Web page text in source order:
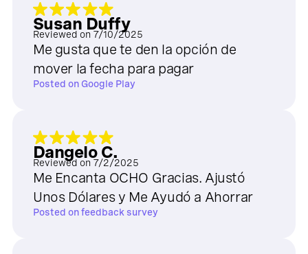
Susan Duffy
Reviewed on 7/10/2025
Me gusta que te den la opción de
mover la fecha para pagar
Posted on Google Play
Dangelo C.
Reviewed on 7/2/2025
Me Encanta OCHO Gracias. Ajustó
Unos Dólares y Me Ayudó a Ahorrar
Posted onfeedback survey